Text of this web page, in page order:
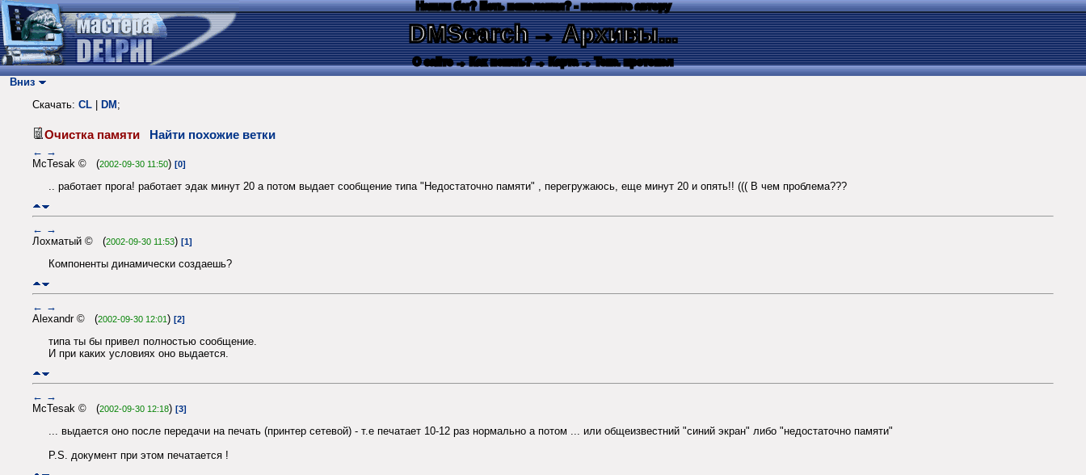
Нашли баг? Есть пожелания? - напишите автору
DMSearch→ Архивы...
О сайте → Как искать? → Карта → Текс. протокол
Вниз
Скачать: CL DM ;
Очистка памяти Найти похожие ветки
← →
McTesak © (2002-09-30 11:50) [0]
.. работает прога! работает эдак минут 20 а потом выдает сообщение типа "Недостаточно памяти" , перегружаюсь, еще минут 20 и опять!! ((( В чем проблема???
← →
Лохматый © (2002-09-30 11:53) [1]
Компоненты динамически создаешь?
← →
Alexandr © (2002-09-30 12:01) [2]
типа ты бы привел полностью сообщение.
И при каких условиях оно выдается.
← →
McTesak © (2002-09-30 12:18) [3]
... выдается оно после передачи на печать (принтер сетевой) - т.е печатает 10-12 раз нормально а потом ... или общеизвестний "синий экран" либо "недостаточно памяти"
P.S. документ при этом печатается !